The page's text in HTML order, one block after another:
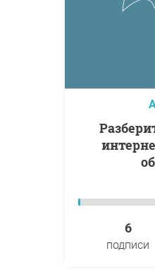
Разберитесь с проблемами с
6
подписи